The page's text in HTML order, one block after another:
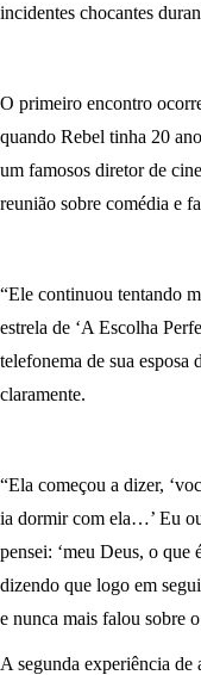
incidentes chocantes
O primeiro encontro
quando Rebel tinha 20
um famosos diretor de
reunião sobre comédia e
“Ele continuou tentando
estrela de ‘A Escolha
telefonema de sua
claramente.
“Ela começou a dizer,
ia dormir com ela…’ Eu
pensei: ‘meu Deus, o que
dizendo que logo em
e nunca mais falou sobre
A segunda experiência de